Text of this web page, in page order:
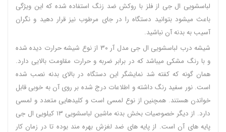
لباسشویی ال جی از فلز با روکش ضد زنگ استفاده شده که این ویژگی
باعث میشود بتوانید دستگاه را در جای مرطوب نیز قرار دهید و نگران
آسیب به بدنه آن نباشید.
شیشه درب لباسشویی ال جی مدل آر ۳۰ از نوع شیشه حرارت دیده شده
و با رنگ مشکی میباشد که در برابر ضربه و حرارت مقاومت بالایی دارد.
همان گونه که کفته شد نمایشگر این دستگاه در بالای بدنه نصب شده
است. نور سفید رنگ داشته و اطلاعات درج شده بر روی آن به خوبی قابل
خواندن هستند. همچنین از نوع لمسی است و کلیدهایی متعدد و لمسی
دارد. از دیگر خصوصیات بخش بدنه ماشین لباسشویی ۱۳ کیلویی ال جی
پایه های آن است. از پایه های ضد لغزش بهره مند بوده تا در زمان کار